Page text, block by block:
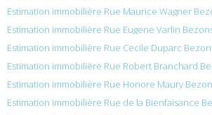
Estimation immobilière Rue Maurice Wagner
Estimation immobilière Rue Eugene Varlin
Estimation immobilière Rue Cecile Duparc
Estimation immobilière Rue Robert Branchard
Estimation immobilière Rue Honore Maury
Estimation immobilière Rue de la Bienfaisance